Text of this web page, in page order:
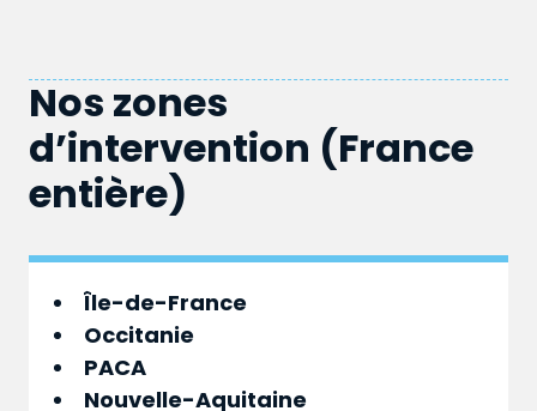
Nos zones
d’intervention (France
entière)
Île-de-France
Occitanie
PACA
Nouvelle-Aquitaine